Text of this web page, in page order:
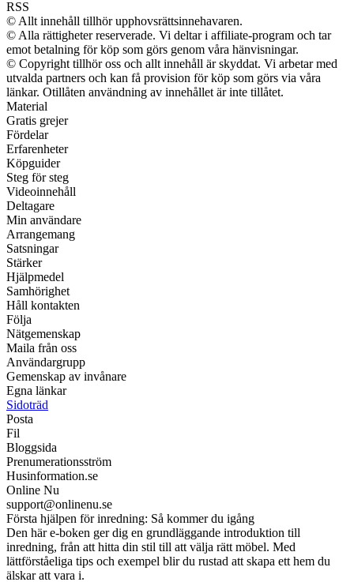
RSS
© Allt innehåll tillhör upphovsrättsinnehavaren.
© Alla rättigheter reserverade. Vi deltar i affiliate-program och tar
emot betalning för köp som görs genom våra hänvisningar.
© Copyright tillhör oss och allt innehåll är skyddat. Vi arbetar med
utvalda partners och kan få provision för köp som görs via våra
länkar. Otillåten användning av innehållet är inte tillåtet.
Material
Gratis grejer
Fördelar
Erfarenheter
Köpguider
Steg för steg
Videoinnehåll
Deltagare
Min användare
Arrangemang
Satsningar
Stärker
Hjälpmedel
Samhörighet
Håll kontakten
Följa
Nätgemenskap
Maila från oss
Användargrupp
Gemenskap av invånare
Egna länkar
Sidoträd
Posta
Fil
Bloggsida
Prenumerationsström
Husinformation.se
Online Nu
support@onlinenu.se
Första hjälpen för inredning: Så kommer du igång
Den här e-boken ger dig en grundläggande introduktion till
inredning, från att hitta din stil till att välja rätt möbel. Med
lättförståeliga tips och exempel blir du rustad att skapa ett hem du
älskar att vara i.